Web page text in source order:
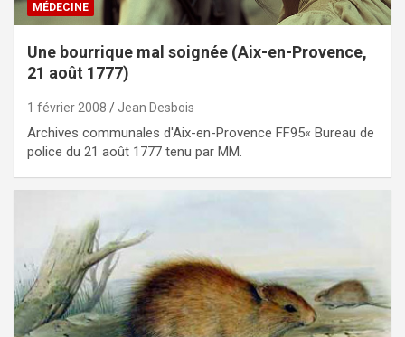
MÉDECINE
Une bourrique mal soignée (Aix-en-Provence,
21 août 1777)
1 février 2008 Jean Desbois
Archives communales d'Aix-en-Provence FF95« Bureau de
police du 21 août 1777 tenu par MM.